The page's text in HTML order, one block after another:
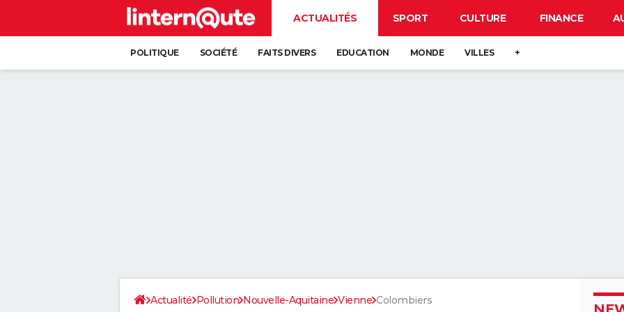
ACTUALITÉS SPORT CULTURE FINANCE
POLITIQUE SOCIÉTÉ FAITS DIVERS EDUCATION MONDE VILLES +
Actualité Pollution Nouvelle-Aquitaine Vienne Colombiers